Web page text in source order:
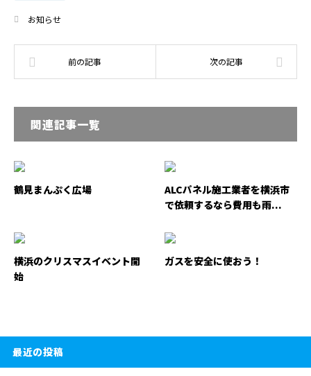
お知らせ
関連記事一覧
鶴見まんぷく広場
ALCパネル施工業者を横浜市
で依頼するなら費用も雨...
横浜のクリスマスイベント開
始
ガスを安全に使おう！
最近の投稿